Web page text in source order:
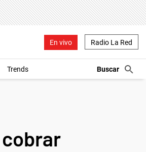
En vivo Radio La Red
Trends